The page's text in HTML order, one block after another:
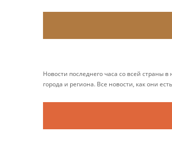
Новости последнего часа со всей
города и региона. Все новости, как они